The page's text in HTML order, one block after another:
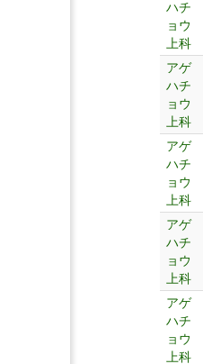
ハチ
ョウ
上科
アゲ
ハチ
ョウ
上科
アゲ
ハチ
ョウ
上科
アゲ
ハチ
ョウ
上科
アゲ
ハチ
ョウ
上科